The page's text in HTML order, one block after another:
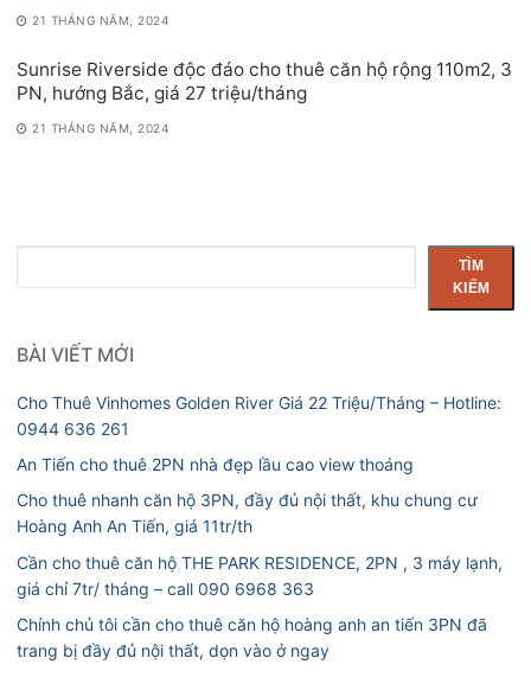
21 THÁNG NĂM, 2024
Sunrise Riverside độc đáo cho thuê căn hộ rộng 110m2, 3
PN, hướng Bắc, giá 27 triệu/tháng
21 THÁNG NĂM, 2024
kiếm
TÌM
KIẾM
BÀI VIẾT MỚI
Cho Thuê Vinhomes Golden River Giá 22 Triệu/Tháng – Hotline:
0944 636 261
An Tiến cho thuê 2PN nhà đẹp lầu cao view thoáng
Cho thuê nhanh căn hộ 3PN, đầy đủ nội thất, khu chung cư
Hoàng Anh An Tiến, giá 11tr/th
Cần cho thuê căn hộ THE PARK RESIDENCE, 2PN , 3 máy lạnh,
giá chỉ 7tr/ tháng – call 090 6968 363
Chính chủ tôi cần cho thuê căn hộ hoàng anh an tiến 3PN đã
trang bị đầy đủ nội thất, dọn vào ở ngay